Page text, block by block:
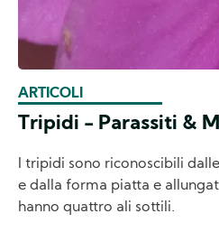
ARTICOLI
Tripidi - Parassiti &
I tripidi sono riconoscibili
e dalla forma piatta e
hanno quattro ali sottili.